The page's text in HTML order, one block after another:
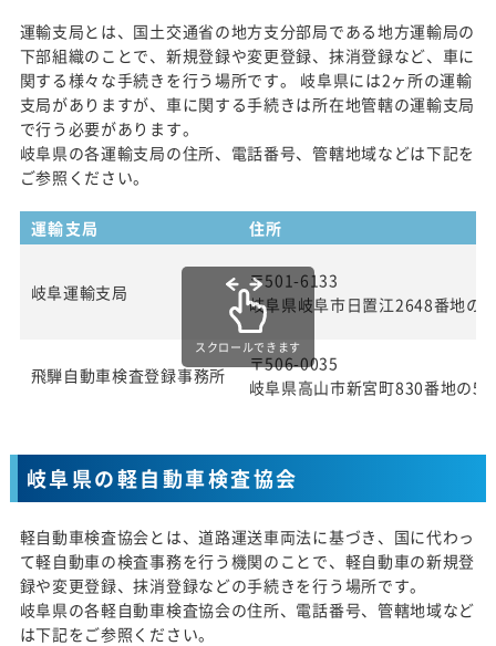
運輸支局とは、国土交通省の地方支分部局である地方運輸局の
下部組織のことで、新規登録や変更登録、抹消登録など、車に
関する様々な手続きを行う場所です。 岐阜県には2ヶ所の運輸
支局がありますが、車に関する手続きは所在地管轄の運輸支局
で行う必要があります。
岐阜県の各運輸支局の住所、電話番号、管轄地域などは下記を
ご参照ください。
運輸支局 住所
岐阜運輸支局
〒501-6133
岐阜県岐阜市日置江2648番地の1
飛騨自動車検査登録事務所
〒506-0035
岐阜県高山市新宮町830番地の5
スクロールできます
岐阜県の軽自動車検査協会
軽自動車検査協会とは、道路運送車両法に基づき、国に代わっ
て軽自動車の検査事務を行う機関のことで、軽自動車の新規登
録や変更登録、抹消登録などの手続きを行う場所です。
岐阜県の各軽自動車検査協会の住所、電話番号、管轄地域など
は下記をご参照ください。